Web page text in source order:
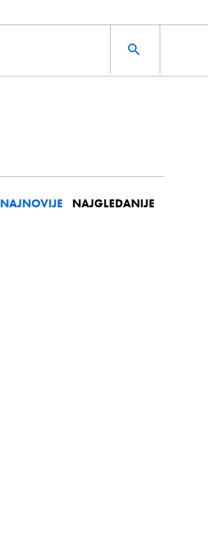
NAJNOVIJE NAJGLEDANIJE